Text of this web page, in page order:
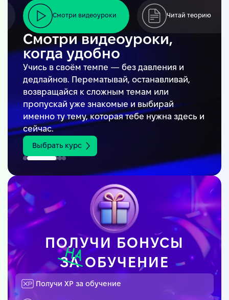
Смотри видеоуроки,
когда удобно
Учись в своём темпе — без давления и
дедлайнов. Перематывай, останавливай,
возвращайся к сложным темам или
пропускай уже знакомые и выбирай
именно ту тему, которая тебе нужна здесь и
сейчас.
Имей крепкую теорию
под рукой
Чёткие и понятные объяснение помогут
систематизировать знания. Каждую тему мы
разбили на удобные блоки с примерами и
ключевыми моментами для лучшего
усвоения.
Выбрать курс
Смотри видеоуроки Читай теорию
ПОЛУЧИ БОНУСЫ
ЗАОБУЧЕНИЕ
Получи XP за обучение